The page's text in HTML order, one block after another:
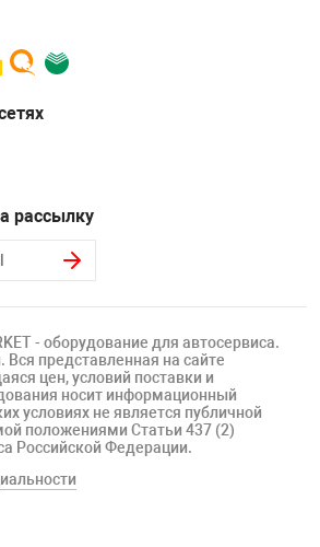
рассылку
- оборудование для автосервиса.
представленная на сайте
цен, условий поставки и
носит информационный
условиях не является публичной
положениями Статьи 437 (2)
Российской Федерации.